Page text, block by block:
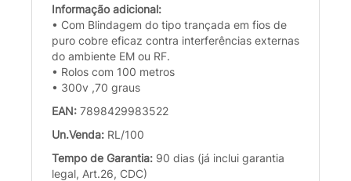
Informação adicional:
• Com Blindagem do tipo trançada em fios de
puro cobre eficaz contra interferências externas
do ambiente EM ou RF.
• Rolos com 100 metros
• 300v ,70 graus
EAN: 7898429983522
Un.Venda: RL/100
Tempo de Garantia: 90 dias (já inclui garantia
legal, Art.26, CDC)